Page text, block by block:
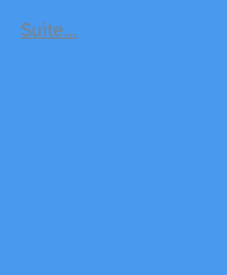
Suite…